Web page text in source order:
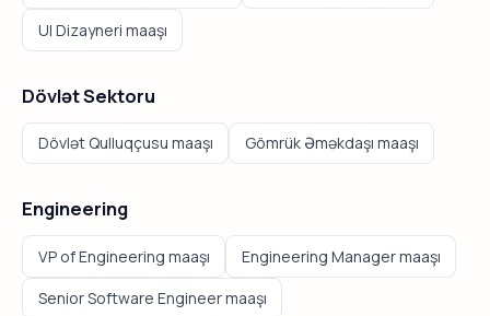
UI Dizayneri maaşı
Dövlət Sektoru
Dövlət Qulluqçusu maaşı Gömrük Əməkdaşı maaşı
Engineering
VP of Engineering maaşı Engineering Manager maaşı
Senior Software Engineer maaşı